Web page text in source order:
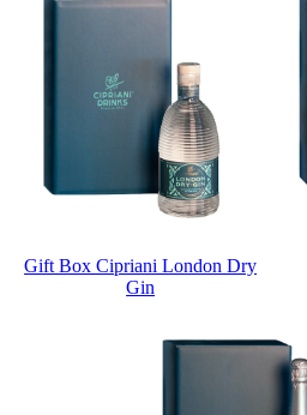
Gift Box Cipriani London Dry
Gin